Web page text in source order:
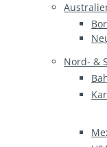
Nord- &